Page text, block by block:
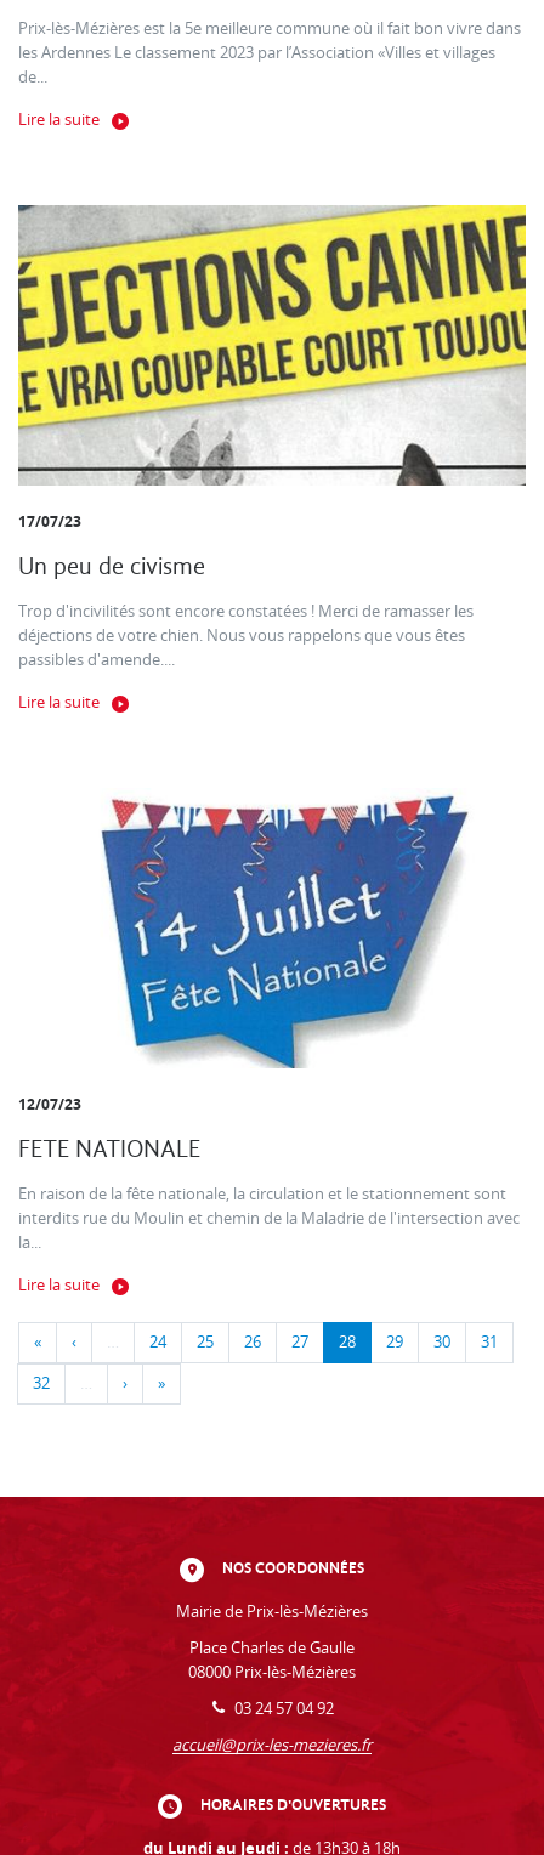
Prix-lès-Mézières est la 5e meilleure commune où il fait bon vivre dans
les Ardennes Le classement 2023 par l’Association «Villes et villages
de...
Lire la suite
17/07/23
Un peu de civisme
Trop d'incivilités sont encore constatées ! Merci de ramasser les
déjections de votre chien. Nous vous rappelons que vous êtes
passibles d'amende....
Lire la suite
12/07/23
FETE NATIONALE
En raison de la fête nationale, la circulation et le stationnement sont
interdits rue du Moulin et chemin de la Maladrie de l'intersection avec
la...
Lire la suite
« ‹ … 24 25 26 27 28 29 30 31
32 … › »
NOS COORDONNÉES
Mairie de Prix-lès-Mézières
Place Charles de Gaulle
08000 Prix-lès-Mézières
03 24 57 04 92
accueil@prix-les-mezieres.fr
HORAIRES D'OUVERTURES
du Lundi au Jeudi : de 13h30 à 18h